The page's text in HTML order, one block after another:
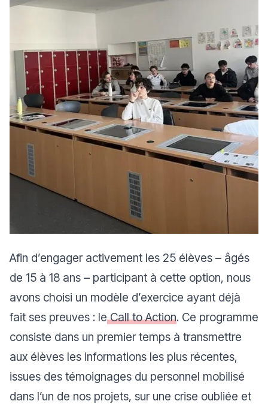
Afin d’engager activement les 25 élèves – âgés
de 15 à 18 ans – participant à cette option, nous
avons choisi un modèle d’exercice ayant déjà
fait ses preuves : leCall to Action. Ce programme
consiste dans un premier temps à transmettre
aux élèves les informations les plus récentes,
issues des témoignages du personnel mobilisé
dans l’un de nos projets, sur une crise oubliée et